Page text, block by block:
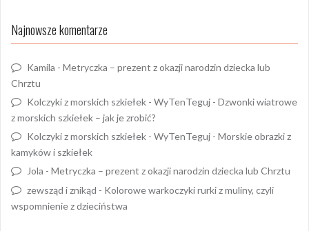
Najnowsze komentarze
Kamila - Metryczka – prezent z okazji narodzin dziecka lub
Chrztu
Kolczyki z morskich szkiełek - WyTenTeguj - Dzwonki wiatrowe
z morskich szkiełek – jak je zrobić?
Kolczyki z morskich szkiełek - WyTenTeguj - Morskie obrazki z
kamyków i szkiełek
Jola - Metryczka – prezent z okazji narodzin dziecka lub Chrztu
zewsząd i znikąd - Kolorowe warkoczyki rurki z muliny, czyli
wspomnienie z dzieciństwa